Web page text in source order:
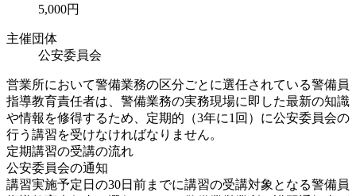
5,000円
主催団体
公安委員会
営業所において警備業務の区分ごとに選任されている警備員
指導教育責任者は、警備業務の実務現場に即した最新の知識
や情報を修得するため、定期的（3年に1回）に公安委員会の
行う講習を受けなければなりません。
定期講習の受講の流れ
公安委員会の通知
講習実施予定日の30日前までに講習の受講対象となる警備員